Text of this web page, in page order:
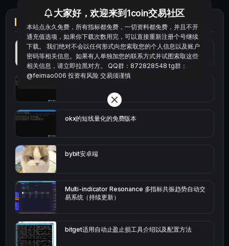
最便宜最实惠的科学上网工具
okx的短线量化的免费版本
bybit安卓端
Multi-indicator Resonance 多指标共振趋势自动交
易系统（持续更新）
bitget适用自动止盈止损工具介绍以及配置方法
大家好，欢迎来到1coin交易社区
本站点永久免费，所有指标都免费，一切资料都免费，并且不开
通充值选项，如果你下载次数用完，可以直接重新注册个号继续
下载。 我们绝对不会以任何形式向您索取您的个人信息以及账户
密码等相关信息。如果有人单独加您的联系方式并试图索取这些
相关信息，请立即拉黑对方。 QQ群：872828548 tg群：
@feimao006 投资有风险 交易须谨慎